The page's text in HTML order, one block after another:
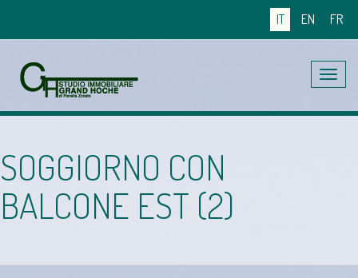
IT EN FR
Toggle
SOGGIORNO CON
BALCONE EST (2)